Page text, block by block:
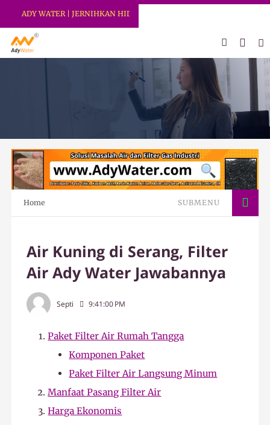
WATER | JERNIHKAN HIDUP
Home SUBMENU
Air Kuning di Serang, Filter
Air Ady Water Jawabannya
Septi 9:41:00 PM
Paket Filter Air Rumah Tangga
Komponen Paket
Paket Filter Air Langsung Minum
Manfaat Pasang Filter Air
Harga Ekonomis